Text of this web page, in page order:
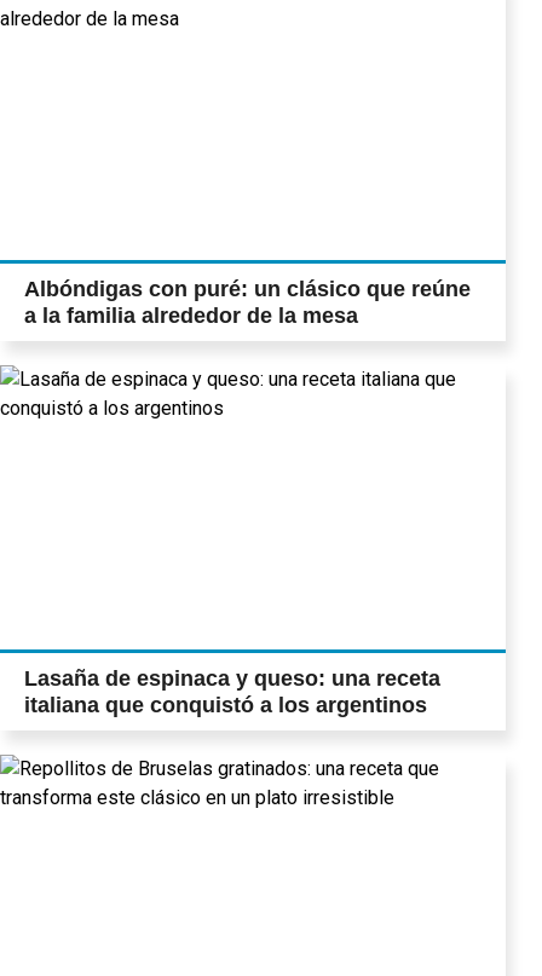
Albóndigas con puré: un clásico que reúne
a la familia alrededor de la mesa
Lasaña de espinaca y queso: una receta
italiana que conquistó a los argentinos